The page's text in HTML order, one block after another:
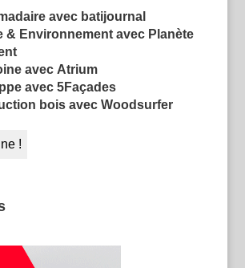
avec batijournal
& Environnement avec Planète
avec Atrium
avec 5Façades
bois avec Woodsurfer